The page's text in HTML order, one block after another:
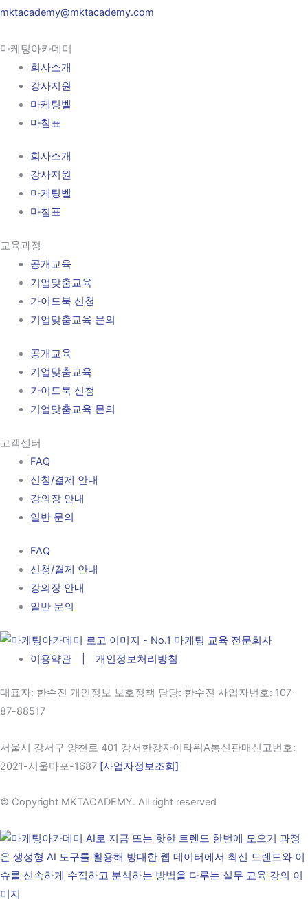
mktacademy@mktacademy.com
마케팅아카데미
회사소개
강사지원
마케팅벨
마침표
회사소개
강사지원
마케팅벨
마침표
교육과정
공개교육
기업맞춤교육
가이드북 신청
기업맞춤교육 문의
공개교육
기업맞춤교육
가이드북 신청
기업맞춤교육 문의
고객센터
FAQ
신청/결제 안내
강의장 안내
일반 문의
FAQ
신청/결제 안내
강의장 안내
일반 문의
이용약관 | 개인정보처리방침
대표자: 한수진 개인정보 보호정책 담당: 한수진 사업자번호: 107-
87-88517
서울시 강서구 양천로 401 강서한강자이타워A통신판매신고번호:
2021-서울마포-1687 [사업자정보조회]
© Copyright MKTACADEMY. All right reserved​